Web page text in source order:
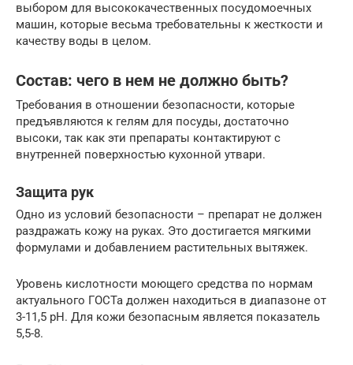
выбором для высококачественных посудомоечных
машин, которые весьма требовательны к жесткости и
качеству воды в целом.
Состав: чего в нем не должно быть?
Требования в отношении безопасности, которые
предъявляются к гелям для посуды, достаточно
высоки, так как эти препараты контактируют с
внутренней поверхностью кухонной утвари.
Защита рук
Одно из условий безопасности – препарат не должен
раздражать кожу на руках. Это достигается мягкими
формулами и добавлением растительных вытяжек.
Уровень кислотности моющего средства по нормам
актуального ГОСТа должен находиться в диапазоне от
3-11,5 рН. Для кожи безопасным является показатель
5,5-8.